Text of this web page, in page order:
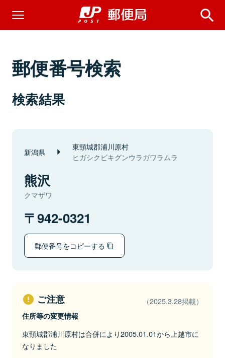
郵便番号検索
検索結果
新潟県 東頸城郡浦川原村
ヒガシクビキグンウラガワラムラ
熊沢
クマザワ
942-0321
郵便番号をコピーする
ご注意 （2025.3.28掲載）
住所等の変更情報
東頸城郡浦川原村は合併により2005.01.01から上越市に
なりました